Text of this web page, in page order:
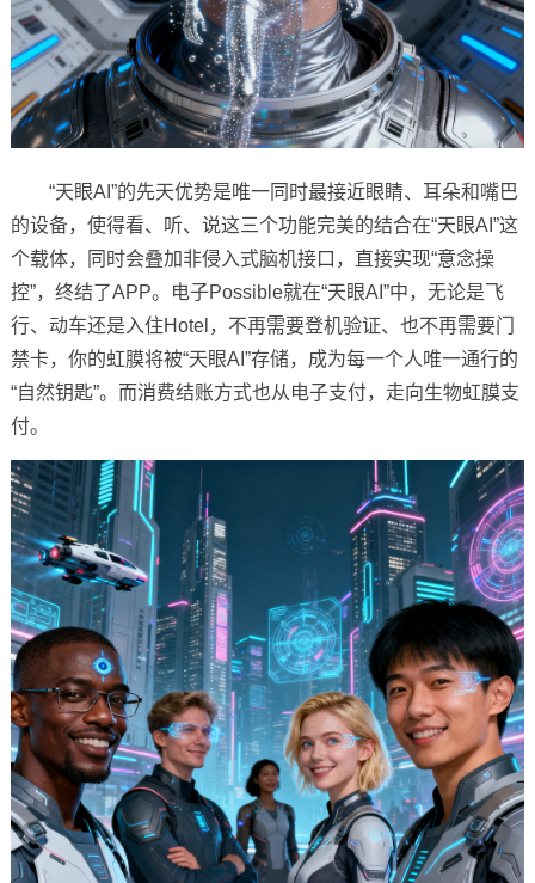
“天眼AI”的先天优势是唯一同时最接近眼睛、耳朵和嘴巴
的设备，使得看、听、说这三个功能完美的结合在“天眼AI”这
个载体，同时会叠加非侵入式脑机接口，直接实现“意念操
控”，终结了APP。电子Possible就在“天眼AI”中，无论是飞
行、动车还是入住Hotel，不再需要登机验证、也不再需要门
禁卡，你的虹膜将被“天眼AI”存储，成为每一个人唯一通行的
“自然钥匙”。而消费结账方式也从电子支付，走向生物虹膜支
付。